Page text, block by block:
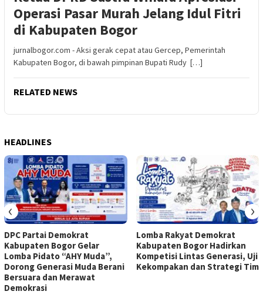
Operasi Pasar Murah Jelang Idul Fitri
di Kabupaten Bogor
jurnalbogor.com - Aksi gerak cepat atau Gercep, Pemerintah
Kabupaten Bogor, di bawah pimpinan Bupati Rudy […]
RELATED NEWS
HEADLINES
DPC Partai Demokrat
Kabupaten Bogor Gelar
Lomba Pidato “AHY Muda”,
Dorong Generasi Muda Berani
Bersuara dan Merawat
Demokrasi
Lomba Rakyat Demokrat
Kabupaten Bogor Hadirkan
Kompetisi Lintas Generasi, Uji
Kekompakan dan Strategi Tim
‹ ›